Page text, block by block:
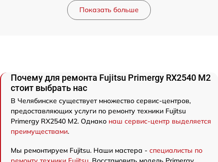
Показать больше
Почему для ремонта Fujitsu Primergy RX2540 M2
стоит выбрать нас
В Челябинске существует множество сервис-центров,
предоставляющих услуги по ремонту техники Fujitsu
Primergy RX2540 M2. Однако наш сервис-центр выделяется
преимуществами.
Мы ремонтируем Fujitsu. Наши мастера - специалисты по